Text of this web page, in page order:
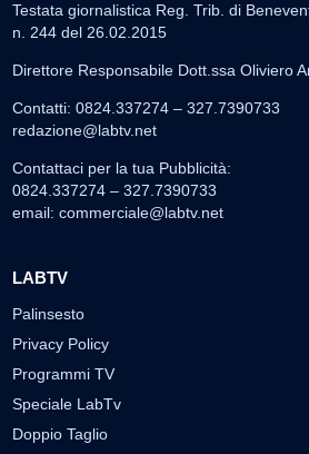
Testata giornalistica Reg. Trib. di
n. 244 del 26.02.2015
Direttore Responsabile Dott.ssa Oliviero
Contatti: 0824.337274 – 327.7390733
redazione@labtv.net
Contattaci per la tua Pubblicità:
0824.337274 – 327.7390733
email: commerciale@labtv.net
LABTV
Palinsesto
Privacy Policy
Programmi TV
Speciale LabTv
Doppio Taglio